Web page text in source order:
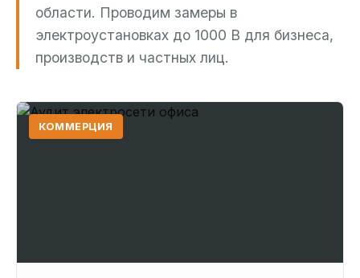
области. Проводим замеры в
электроустановках до 1000 В для бизнеса,
производств и частных лиц.
КОММЕРЦИЯ